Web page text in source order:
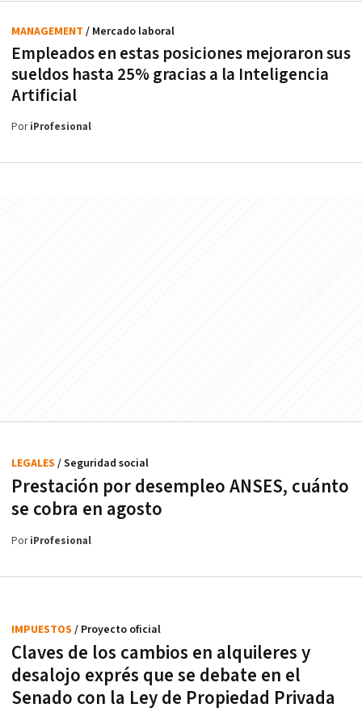
Empleados en estas posiciones mejoraron sus
sueldos hasta 25% gracias a la Inteligencia
Artificial
MANAGEMENT / Mercado laboral
PoriProfesional
Prestación por desempleo ANSES, cuánto
se cobra en agosto
LEGALES / Seguridad social
PoriProfesional
Claves de los cambios en alquileres y
desalojo exprés que se debate en el
Senado con la Ley de Propiedad Privada
IMPUESTOS / Proyecto oficial